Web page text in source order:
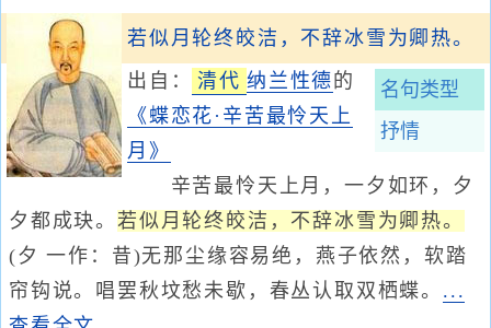
若似月轮终皎洁，不辞冰雪为卿热。
名句类型
抒情
出自： 清代 纳兰性德 的
《蝶恋花·辛苦最怜天上
月》
辛苦最怜天上月，一夕如环，夕
夕都成玦。 若似月轮终皎洁，不辞冰雪为卿热。
(夕 一作：昔)无那尘缘容易绝，燕子依然，软踏
帘钩说。唱罢秋坟愁未歇，春丛认取双栖蝶。 ...